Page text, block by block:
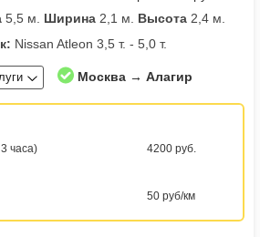
5,5 м. Ширина 2,1 м. Высота 2,4 м.
Nissan Atleon 3,5 т. - 5,0 т.
Москва → Алагир
часа) 4200 руб.
50 руб/км